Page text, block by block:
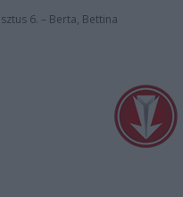
6. – Berta, Bettina